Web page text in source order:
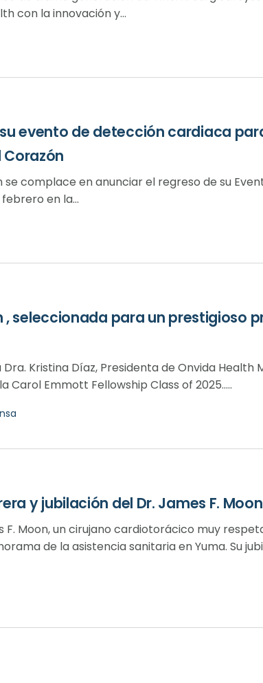
con la innovación y...
evento de detección cardiaca
complace en anunciar el regreso de su
en la...
, seleccionada para un prestigioso
Kristina Díaz, Presidenta de Onvida Health
Emmott Fellowship Class of 2025.....
y jubilación del Dr. James F. Moon
F. Moon, un cirujano cardiotorácico muy
de la asistencia sanitaria en Yuma. Su